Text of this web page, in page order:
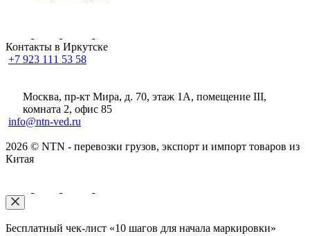
Контакты в Иркутске
+7 923 111 53 58
Москва, пр-кт Мира, д. 70, этаж 1А, помещение III,
комната 2, офис 85
info@ntn-ved.ru
2026 © NTN - перевозки грузов, экспорт и импорт товаров из
Китая
Бесплатный чек-лист «10 шагов для начала маркировки»